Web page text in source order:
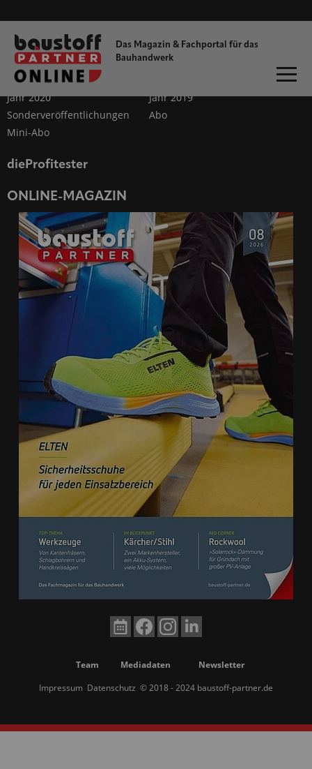
Das Magazin & Fachportal für das
Bauhandwerk
Jahr 2026
Jahr 2025
Jahr 2024
Jahr 2023
Jahr 2022
Jahr 2020
Jahr 2019
Sonderveröffentlichungen
Abo
Mini-Abo
dieProfitester
ONLINE-MAGAZIN
Team Mediadaten
Newsletter
Impressum Datenschutz © 2018 - 2024 baustoff-partner.de